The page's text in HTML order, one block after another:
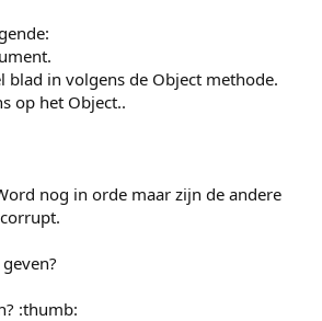
blad in volgens de Object methode.
op het Object..
nog in orde maar zijn de andere
:thumb: